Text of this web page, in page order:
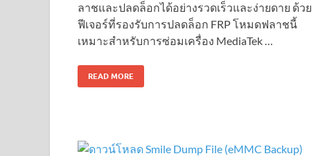
ลาชและปลดล็อกได้อย่างรวดเร็วและง่ายดาย ด้วย
ฟีเจอร์ที่รองรับการปลดล็อก FRP โหมดฟลาชนี้
เหมาะสำหรับการซ่อมเครื่อง MediaTek …
READ MORE